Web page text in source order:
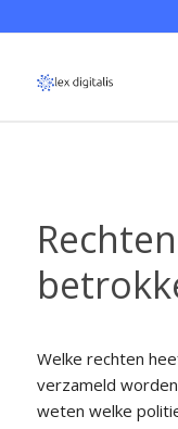
Welke rechten
verzameld
weten welke